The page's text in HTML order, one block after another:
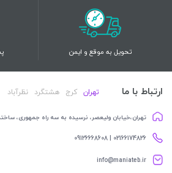
تحویل به موقع و ایمن
ارتباط با ما تهران کرج هشتگرد نظرآباد
تهران،خیابان ولیعصر، نرسیده به سه راه جمهوری،
02166174826 | 09126668608
info@maniateb.ir